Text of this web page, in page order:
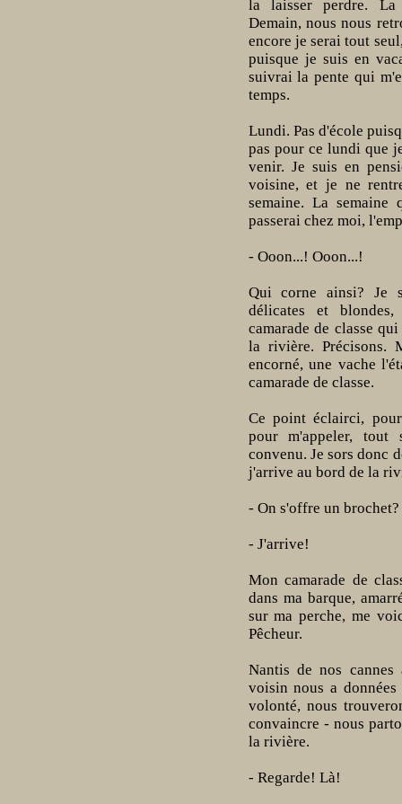
la laisser perdre. La
Demain, nous nous
encore je serai tout
puisque je suis en
suivrai la pente qui
temps.
Lundi. Pas d'école
pas pour ce lundi que
venir. Je suis en
voisine, et je ne
semaine. La
passerai chez moi,
- Ooon...! Ooon...!
Qui corne ainsi? Je
délicates et
camarade de classe
la rivière. Précisons.
encorné, une vache
camarade de classe.
Ce point éclairci,
pour m'appeler, tout
convenu. Je sors donc
j'arrive au bord de la
- On s'offre un brochet?
- J'arrive!
Mon camarade de
dans ma barque,
sur ma perche, me
Pêcheur.
Nantis de nos
voisin nous a
volonté, nous
convaincre - nous
la rivière.
- Regarde! Là!